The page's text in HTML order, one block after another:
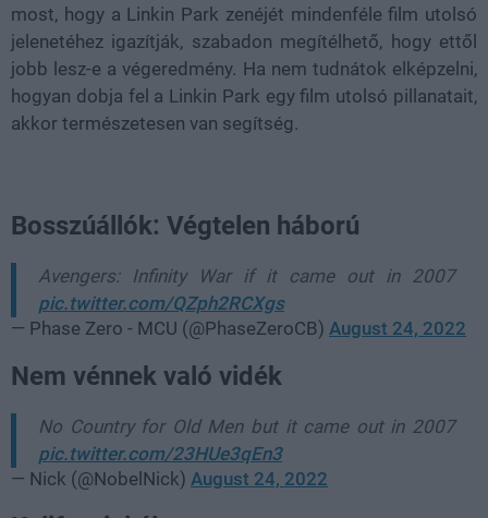
most, hogy a Linkin Park zenéjét mindenféle film utolsó
jelenetéhez igazítják, szabadon megítélhető, hogy ettől
jobb lesz-e a végeredmény. Ha nem tudnátok elképzelni,
hogyan dobja fel a Linkin Park egy film utolsó pillanatait,
akkor természetesen van segítség.
Bosszúállók: Végtelen háború
Avengers: Infinity War if it came out in 2007
pic.twitter.com/QZph2RCXgs
— Phase Zero - MCU (@PhaseZeroCB) August 24, 2022
Nem vénnek való vidék
No Country for Old Men but it came out in 2007
pic.twitter.com/23HUe3qEn3
— Nick (@NobelNick) August 24, 2022